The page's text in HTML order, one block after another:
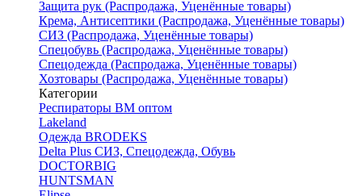
Защита рук (Распродажа, Уценённые товары)
Крема, Антисептики (Распродажа, Уценённые товары)
СИЗ (Распродажа, Уценённые товары)
Спецобувь (Распродажа, Уценённые товары)
Спецодежда (Распродажа, Уценённые товары)
Хозтовары (Распродажа, Уценённые товары)
Категории
Респираторы ВМ оптом
Lakeland
Одежда BRODEKS
Delta Plus СИЗ, Спецодежда, Обувь
DOCTORBIG
HUNTSMAN